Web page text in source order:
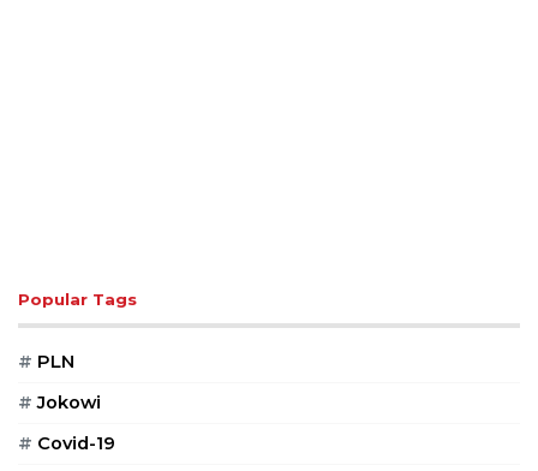
Popular Tags
# PLN
# Jokowi
# Covid-19